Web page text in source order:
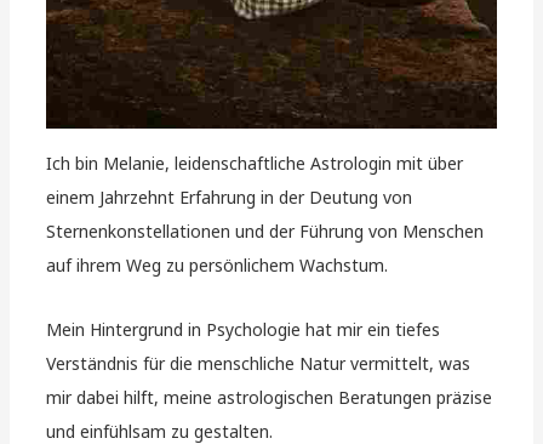
Ich bin Melanie, leidenschaftliche Astrologin mit über
einem Jahrzehnt Erfahrung in der Deutung von
Sternenkonstellationen und der Führung von Menschen
auf ihrem Weg zu persönlichem Wachstum.
Mein Hintergrund in Psychologie hat mir ein tiefes
Verständnis für die menschliche Natur vermittelt, was
mir dabei hilft, meine astrologischen Beratungen präzise
und einfühlsam zu gestalten.